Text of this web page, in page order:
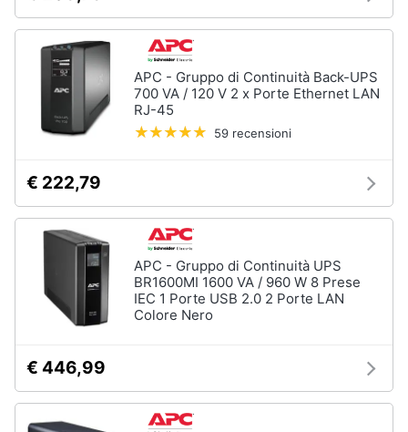
APC - Gruppo di Continuità Back-UPS
700 VA / 120 V 2 x Porte Ethernet LAN
RJ-45
59 recensioni
€ 222,79
APC - Gruppo di Continuità UPS
BR1600MI 1600 VA / 960 W 8 Prese
IEC 1 Porte USB 2.0 2 Porte LAN
Colore Nero
€ 446,99